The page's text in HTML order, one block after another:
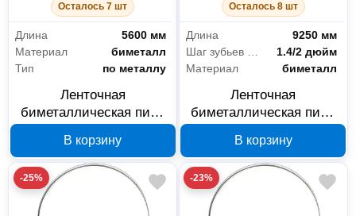
Осталось 7 шт
Длина
5600 мм
Материал
биметалл
Тип
по металлу
Ленточная
биметаллическая пила
металлу 5600х54х1.6
мм, 2/3 TPI, 3 шт.
В корзину
Осталось 8 шт
Длина
9250 мм
1.4/2 дюйм
Материал
биметалл
Ленточная
биметаллическая пила
металлу 9250х54х1.6
мм, 1.4/2 TPI, 3 шт.
В корзину
-25% -23%